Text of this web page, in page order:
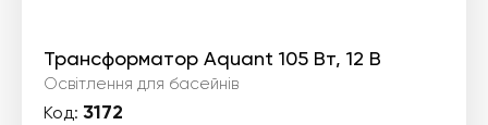
Трансформатор Aquant 105 Вт, 12 В
Освітлення для басейнів
Код: 3172